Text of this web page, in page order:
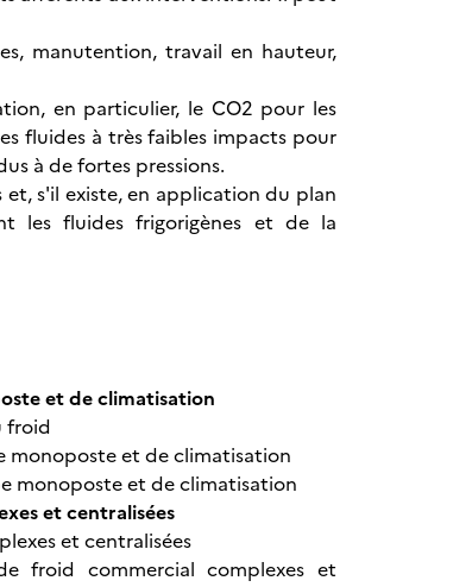
manutention, travail en hauteur,
en particulier, le CO2 pour les
fluides à très faibles impacts pour
à de fortes pressions.
s'il existe, en application du plan
les fluides frigorigènes et de la
et de climatisation
froid
monoposte et de climatisation
monoposte et de climatisation
et centralisées
et centralisées
froid commercial complexes et